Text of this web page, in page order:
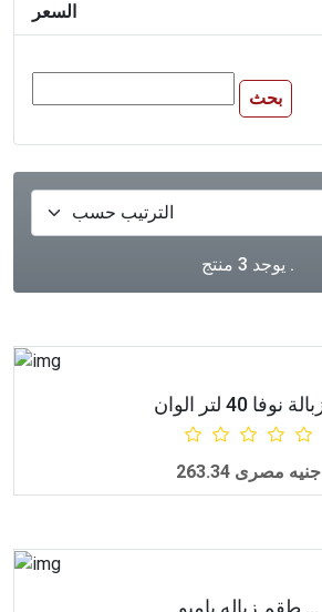
السعر
بحث
يوجد 3 منتج .
أضف للطلبية
263.34 جنيه مصرى
طقم زباله بامبو ...